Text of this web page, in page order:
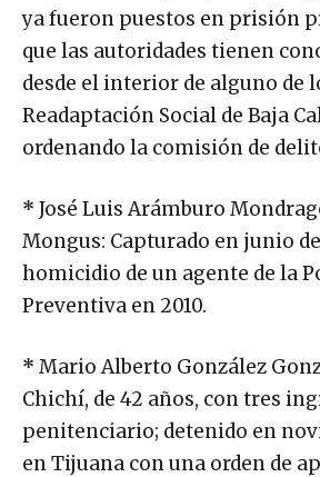
ya fueron puestos en prisión
que las autoridades tienen
desde el interior de alguno de
Readaptación Social de Baja
ordenando la comisión de
* José Luis Arámburo
Mongus: Capturado en junio
homicidio de un agente de la
Preventiva en 2010.
* Mario Alberto González
Chichí, de 42 años, con tres
penitenciario; detenido en
en Tijuana con una orden de